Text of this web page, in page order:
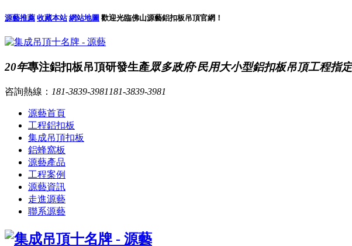
源藝推薦 收藏本站 網站地圖 歡迎光臨佛山源藝鋁扣板吊頂官網！
20年專注鋁扣板吊頂研發生產眾多政府·民用大小型鋁扣板吊頂工程指
咨詢熱線： 181-3839-3981 181-3839-3981
源藝首頁
工程鋁扣板
集成吊頂扣板
鋁蜂窩板
源藝產品
工程案例
源藝資訊
走進源藝
聯系源藝